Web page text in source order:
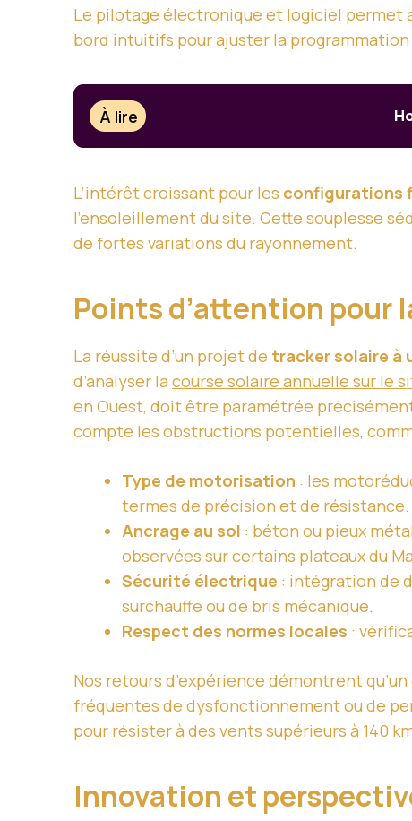
Le pilotage électronique et logiciel permet
bord intuitifs pour ajuster la
À lire
L’intérêt croissant pour les configurations
l’ensoleillement du site. Cette souplesse
de fortes variations du rayonnement.
Points d’attention pour
La réussite d’un projet de tracker solaire à
d’analyser la course solaire annuelle sur le
en Ouest, doit être paramétrée
compte les obstructions potentielles,
Type de motorisation : les
termes de précision et de résistance.
Ancrage au sol : béton ou pieux
observées sur certains plateaux du
Sécurité électrique : intégration de
surchauffe ou de bris mécanique.
Respect des normes locales :
Nos retours d’expérience démontrent
fréquentes de dysfonctionnement ou de
pour résister à des vents supérieurs à 140
Innovation et